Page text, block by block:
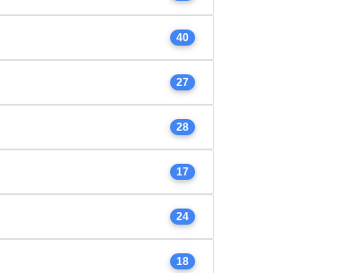
40
27
28
17
24
18